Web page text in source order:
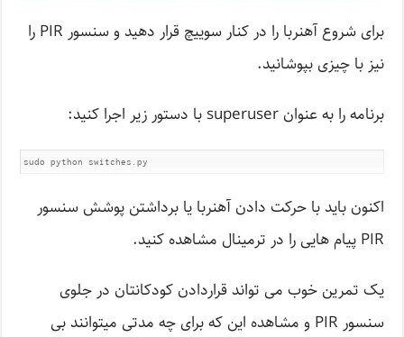
برای شروع آهنربا را در کنار سوییچ قرار دهید و سنسور PIR را
نیز با چیزی بپوشانید.
برنامه را به عنوان superuser با دستور زیر اجرا کنید:
sudo python switches.py
اکنون باید با حرکت دادن آهنربا یا برداشتن پوشش سنسور
PIR پیام هایی را در ترمینال مشاهده کنید.
یک تمرین خوب می تواند قراردادن کودکانتان در جلوی
سنسور PIR و مشاهده این که برای چه مدتی میتوانند بی